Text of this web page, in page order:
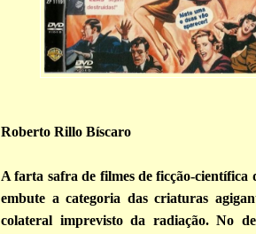
Roberto Rillo Bíscaro
A farta safra de filmes de ficção-científica
embute a categoria das criaturas
colateral imprevisto da radiação. No